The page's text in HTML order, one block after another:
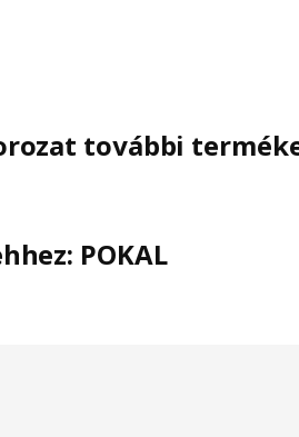
további
POKAL